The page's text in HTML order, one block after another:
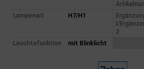
Lampenart H7/H1
l/
2
Leuchtefunktion
mit Blinklicht